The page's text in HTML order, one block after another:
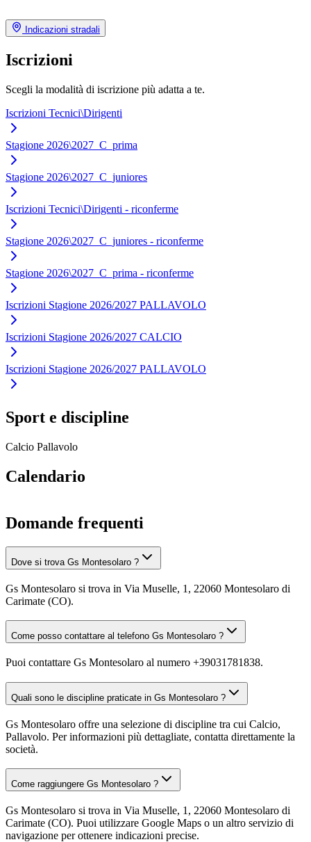
Indicazioni stradali
Iscrizioni
Scegli la modalità di iscrizione più adatta a te.
Iscrizioni Tecnici\Dirigenti
Stagione 2026\2027_C_prima
Stagione 2026\2027_C_juniores
Iscrizioni Tecnici\Dirigenti - riconferme
Stagione 2026\2027_C_juniores - riconferme
Stagione 2026\2027_C_prima - riconferme
Iscrizioni Stagione 2026/2027 PALLAVOLO
Iscrizioni Stagione 2026/2027 CALCIO
Iscrizioni Stagione 2026/2027 PALLAVOLO
Sport e discipline
Calcio Pallavolo
Calendario
Domande frequenti
Dove si trova Gs Montesolaro ?
Gs Montesolaro si trova in Via Muselle, 1, 22060 Montesolaro di
Carimate (CO).
Come posso contattare al telefono Gs Montesolaro ?
Puoi contattare Gs Montesolaro al numero +39031781838.
Quali sono le discipline praticate in Gs Montesolaro ?
Gs Montesolaro offre una selezione di discipline tra cui Calcio,
Pallavolo. Per informazioni più dettagliate, contatta direttamente la
società.
Come raggiungere Gs Montesolaro ?
Gs Montesolaro si trova in Via Muselle, 1, 22060 Montesolaro di
Carimate (CO). Puoi utilizzare Google Maps o un altro servizio di
navigazione per ottenere indicazioni precise.